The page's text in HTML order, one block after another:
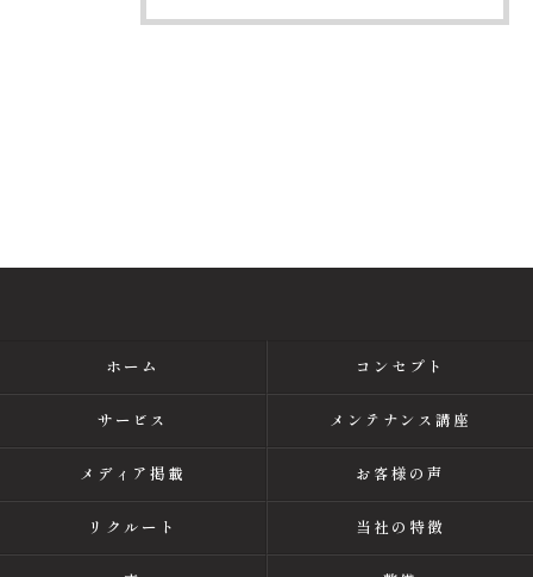
ホーム コンセプト
サービス メンテナンス講座
メディア掲載 お客様の声
リクルート 当社の特徴